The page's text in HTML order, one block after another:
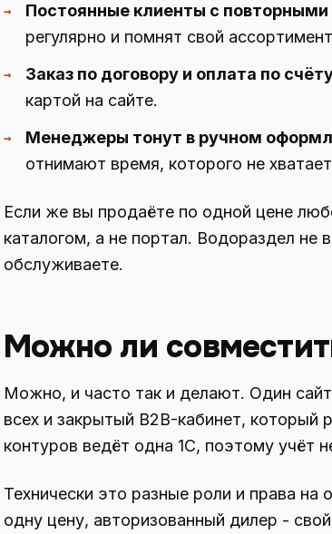
→ Постоянные клиенты с повторными
регулярно и помнят свой
→ Заказ по договору и оплата по
картой на сайте.
→ Менеджеры тонут в ручном
отнимают время, которого не
Если же вы продаёте по одной цене
каталогом, а не портал. Водораздел не
обслуживаете.
Можно ли
Можно, и часто так и делают. Один
всех и закрытый B2B-кабинет, который
контуров ведёт одна 1С, поэтому учёт
Технически это разные роли и права
одну цену, авторизованный дилер -